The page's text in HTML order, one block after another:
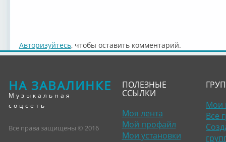
Авторизуйтесь, чтобы оставить комментарий.
НА ЗАВАЛИНКЕ
Музыкальная
соцсеть
Все права защищены © 2016
ПОЛЕЗНЫЕ
ССЫЛКИ
Моя лента
Мой профайл
Мои установки
Мои
Все